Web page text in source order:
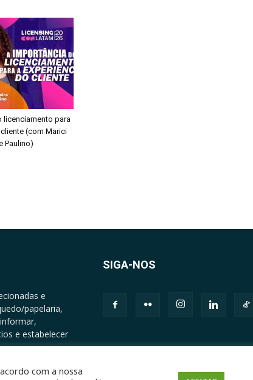
licenciamento para
(com Marici
Paulino)
e
papelaria,
e estabelecer
SIGA-NOS
com a nossa